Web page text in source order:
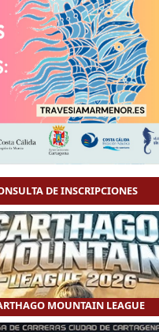
para los
abiertas, en un
con un ambiente que
experiencia
DE INSCRIPCIONES
MOUNTAIN LEAGUE